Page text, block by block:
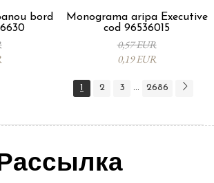
bord
Monograma aripa Executive
cod 96536015
0,57 EUR
0,19 EUR
1 2 3 ... 2686